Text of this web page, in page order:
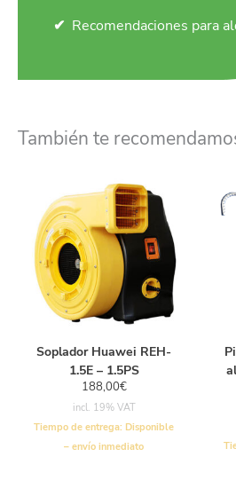
Recomendaciones para
También te
Soplador Huawei REH-
1.5E – 1.5PS
188,00€
incl. 19% VAT
Tiempo de entrega: Disponible
– envío inmediato